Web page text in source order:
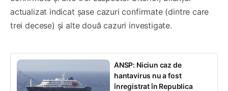
actualizat indicat șase cazuri confirmate (dintre care
trei decese) și alte două cazuri investigate.
ANSP: Niciun caz de
hantavirus nu a fost
înregistrat în Republica